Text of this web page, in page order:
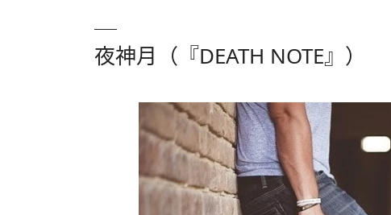
夜神月（『DEATH NOTE』）